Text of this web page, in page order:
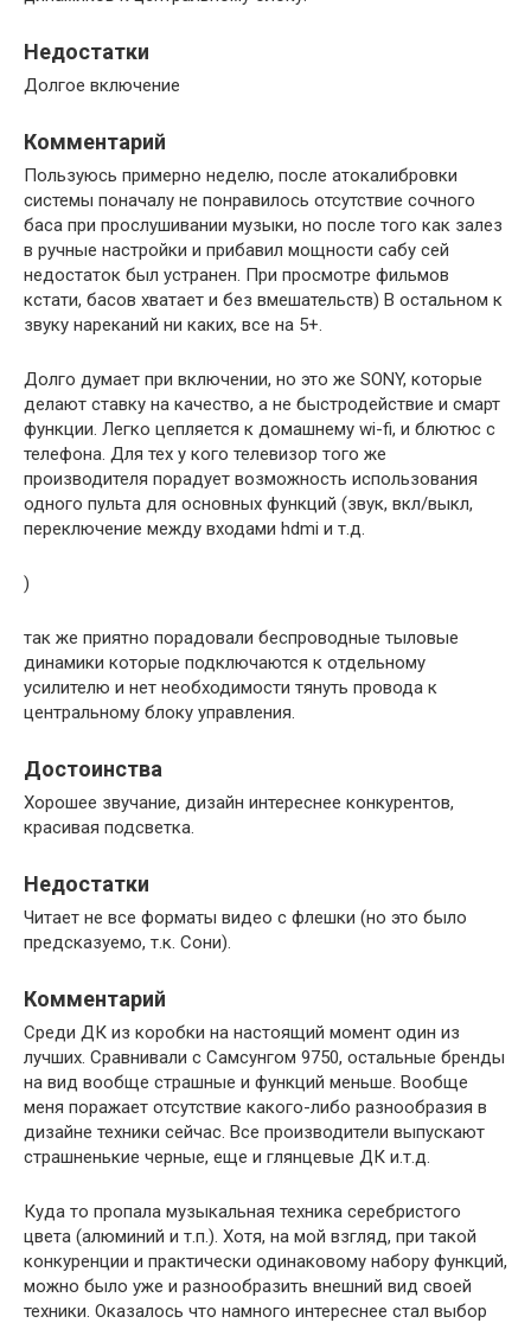
Недостатки
Долгое включение
Комментарий
Пользуюсь примерно неделю, после атокалибровки
системы поначалу не понравилось отсутствие сочного
баса при прослушивании музыки, но после того как залез
в ручные настройки и прибавил мощности сабу сей
недостаток был устранен. При просмотре фильмов
кстати, басов хватает и без вмешательств) В остальном к
звуку нареканий ни каких, все на 5+.
Долго думает при включении, но это же SONY, которые
делают ставку на качество, а не быстродействие и смарт
функции. Легко цепляется к домашнему wi-fi, и блютюс с
телефона. Для тех у кого телевизор того же
производителя порадует возможность использования
одного пульта для основных функций (звук, вкл/выкл,
переключение между входами hdmi и т.д.
)
так же приятно порадовали беспроводные тыловые
динамики которые подключаются к отдельному
усилителю и нет необходимости тянуть провода к
центральному блоку управления.
Достоинства
Хорошее звучание, дизайн интереснее конкурентов,
красивая подсветка.
Недостатки
Читает не все форматы видео с флешки (но это было
предсказуемо, т.к. Сони).
Комментарий
Среди ДК из коробки на настоящий момент один из
лучших. Сравнивали с Самсунгом 9750, остальные бренды
на вид вообще страшные и функций меньше. Вообще
меня поражает отсутствие какого-либо разнообразия в
дизайне техники сейчас. Все производители выпускают
страшненькие черные, еще и глянцевые ДК и.т.д.
Куда то пропала музыкальная техника серебристого
цвета (алюминий и т.п.). Хотя, на мой взгляд, при такой
конкуренции и практически одинаковому набору функций,
можно было уже и разнообразить внешний вид своей
техники. Оказалось что намного интереснее стал выбор